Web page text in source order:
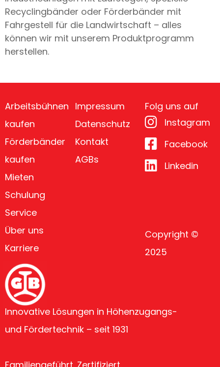
Recyclingbänder oder Förderbänder mit
Fahrgestell für die Landwirtschaft – alles
können wir mit unserem Produktprogramm
herstellen.
Innovative Lösungen in Höhenzugangs-
und Fördertechnik – seit 1931
Arbeitsbühnen
kaufen
Förderbänder
kaufen
Mieten
Schulung
Service
Über uns
Karriere
Impressum
Datenschutz
Kontakt
AGBs
Folg uns auf
Instagram
Facebook
Linkedin
Copyright ©
2025